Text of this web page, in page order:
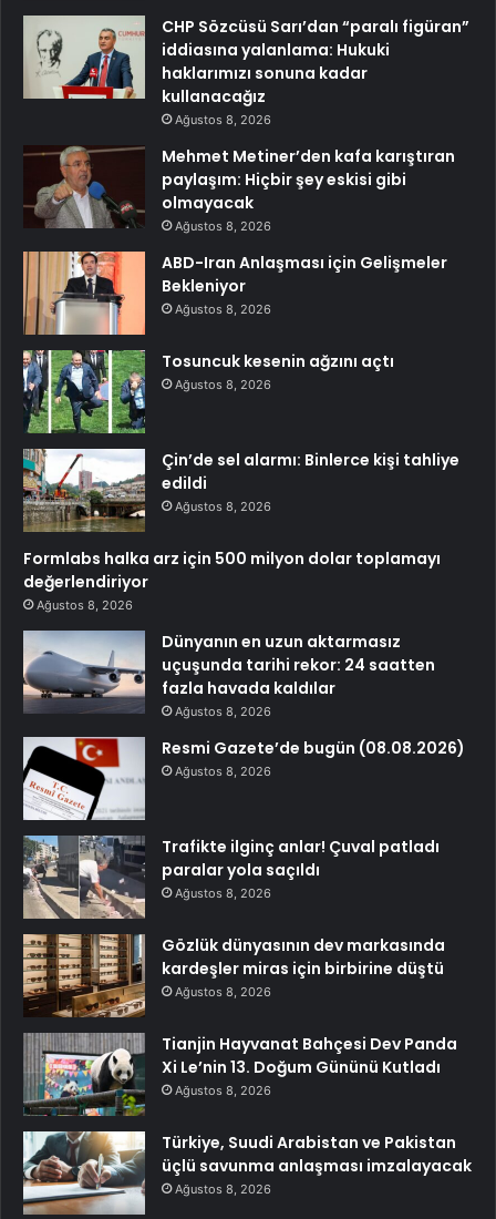
CHP Sözcüsü Sarı’dan “paralı figüran”
iddiasına yalanlama: Hukuki
haklarımızı sonuna kadar
kullanacağız
Ağustos 8, 2026
Mehmet Metiner’den kafa karıştıran
paylaşım: Hiçbir şey eskisi gibi
olmayacak
Ağustos 8, 2026
ABD-Iran Anlaşması için Gelişmeler
Bekleniyor
Ağustos 8, 2026
Tosuncuk kesenin ağzını açtı
Ağustos 8, 2026
Çin’de sel alarmı: Binlerce kişi tahliye
edildi
Ağustos 8, 2026
Formlabs halka arz için 500 milyon dolar toplamayı
değerlendiriyor
Ağustos 8, 2026
Dünyanın en uzun aktarmasız
uçuşunda tarihi rekor: 24 saatten
fazla havada kaldılar
Ağustos 8, 2026
Resmi Gazete’de bugün (08.08.2026)
Ağustos 8, 2026
Trafikte ilginç anlar! Çuval patladı
paralar yola saçıldı
Ağustos 8, 2026
Gözlük dünyasının dev markasında
kardeşler miras için birbirine düştü
Ağustos 8, 2026
Tianjin Hayvanat Bahçesi Dev Panda
Xi Le’nin 13. Doğum Gününü Kutladı
Ağustos 8, 2026
Türkiye, Suudi Arabistan ve Pakistan
üçlü savunma anlaşması imzalayacak
Ağustos 8, 2026